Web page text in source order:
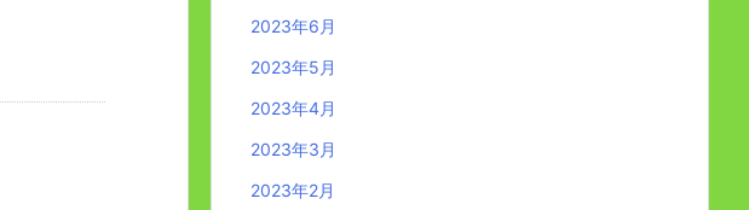
2023年6月
2023年5月
2023年4月
2023年3月
2023年2月